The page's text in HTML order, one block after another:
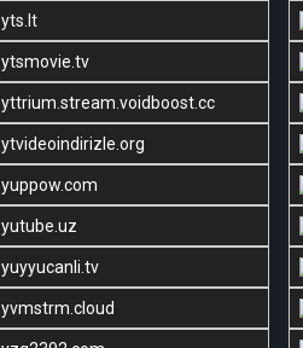
yts.lt
ytsmovie.tv
yttrium.stream.voidboost.cc
ytvideoindirizle.org
yuppow.com
yutube.uz
yuyyucanli.tv
yvmstrm.cloud